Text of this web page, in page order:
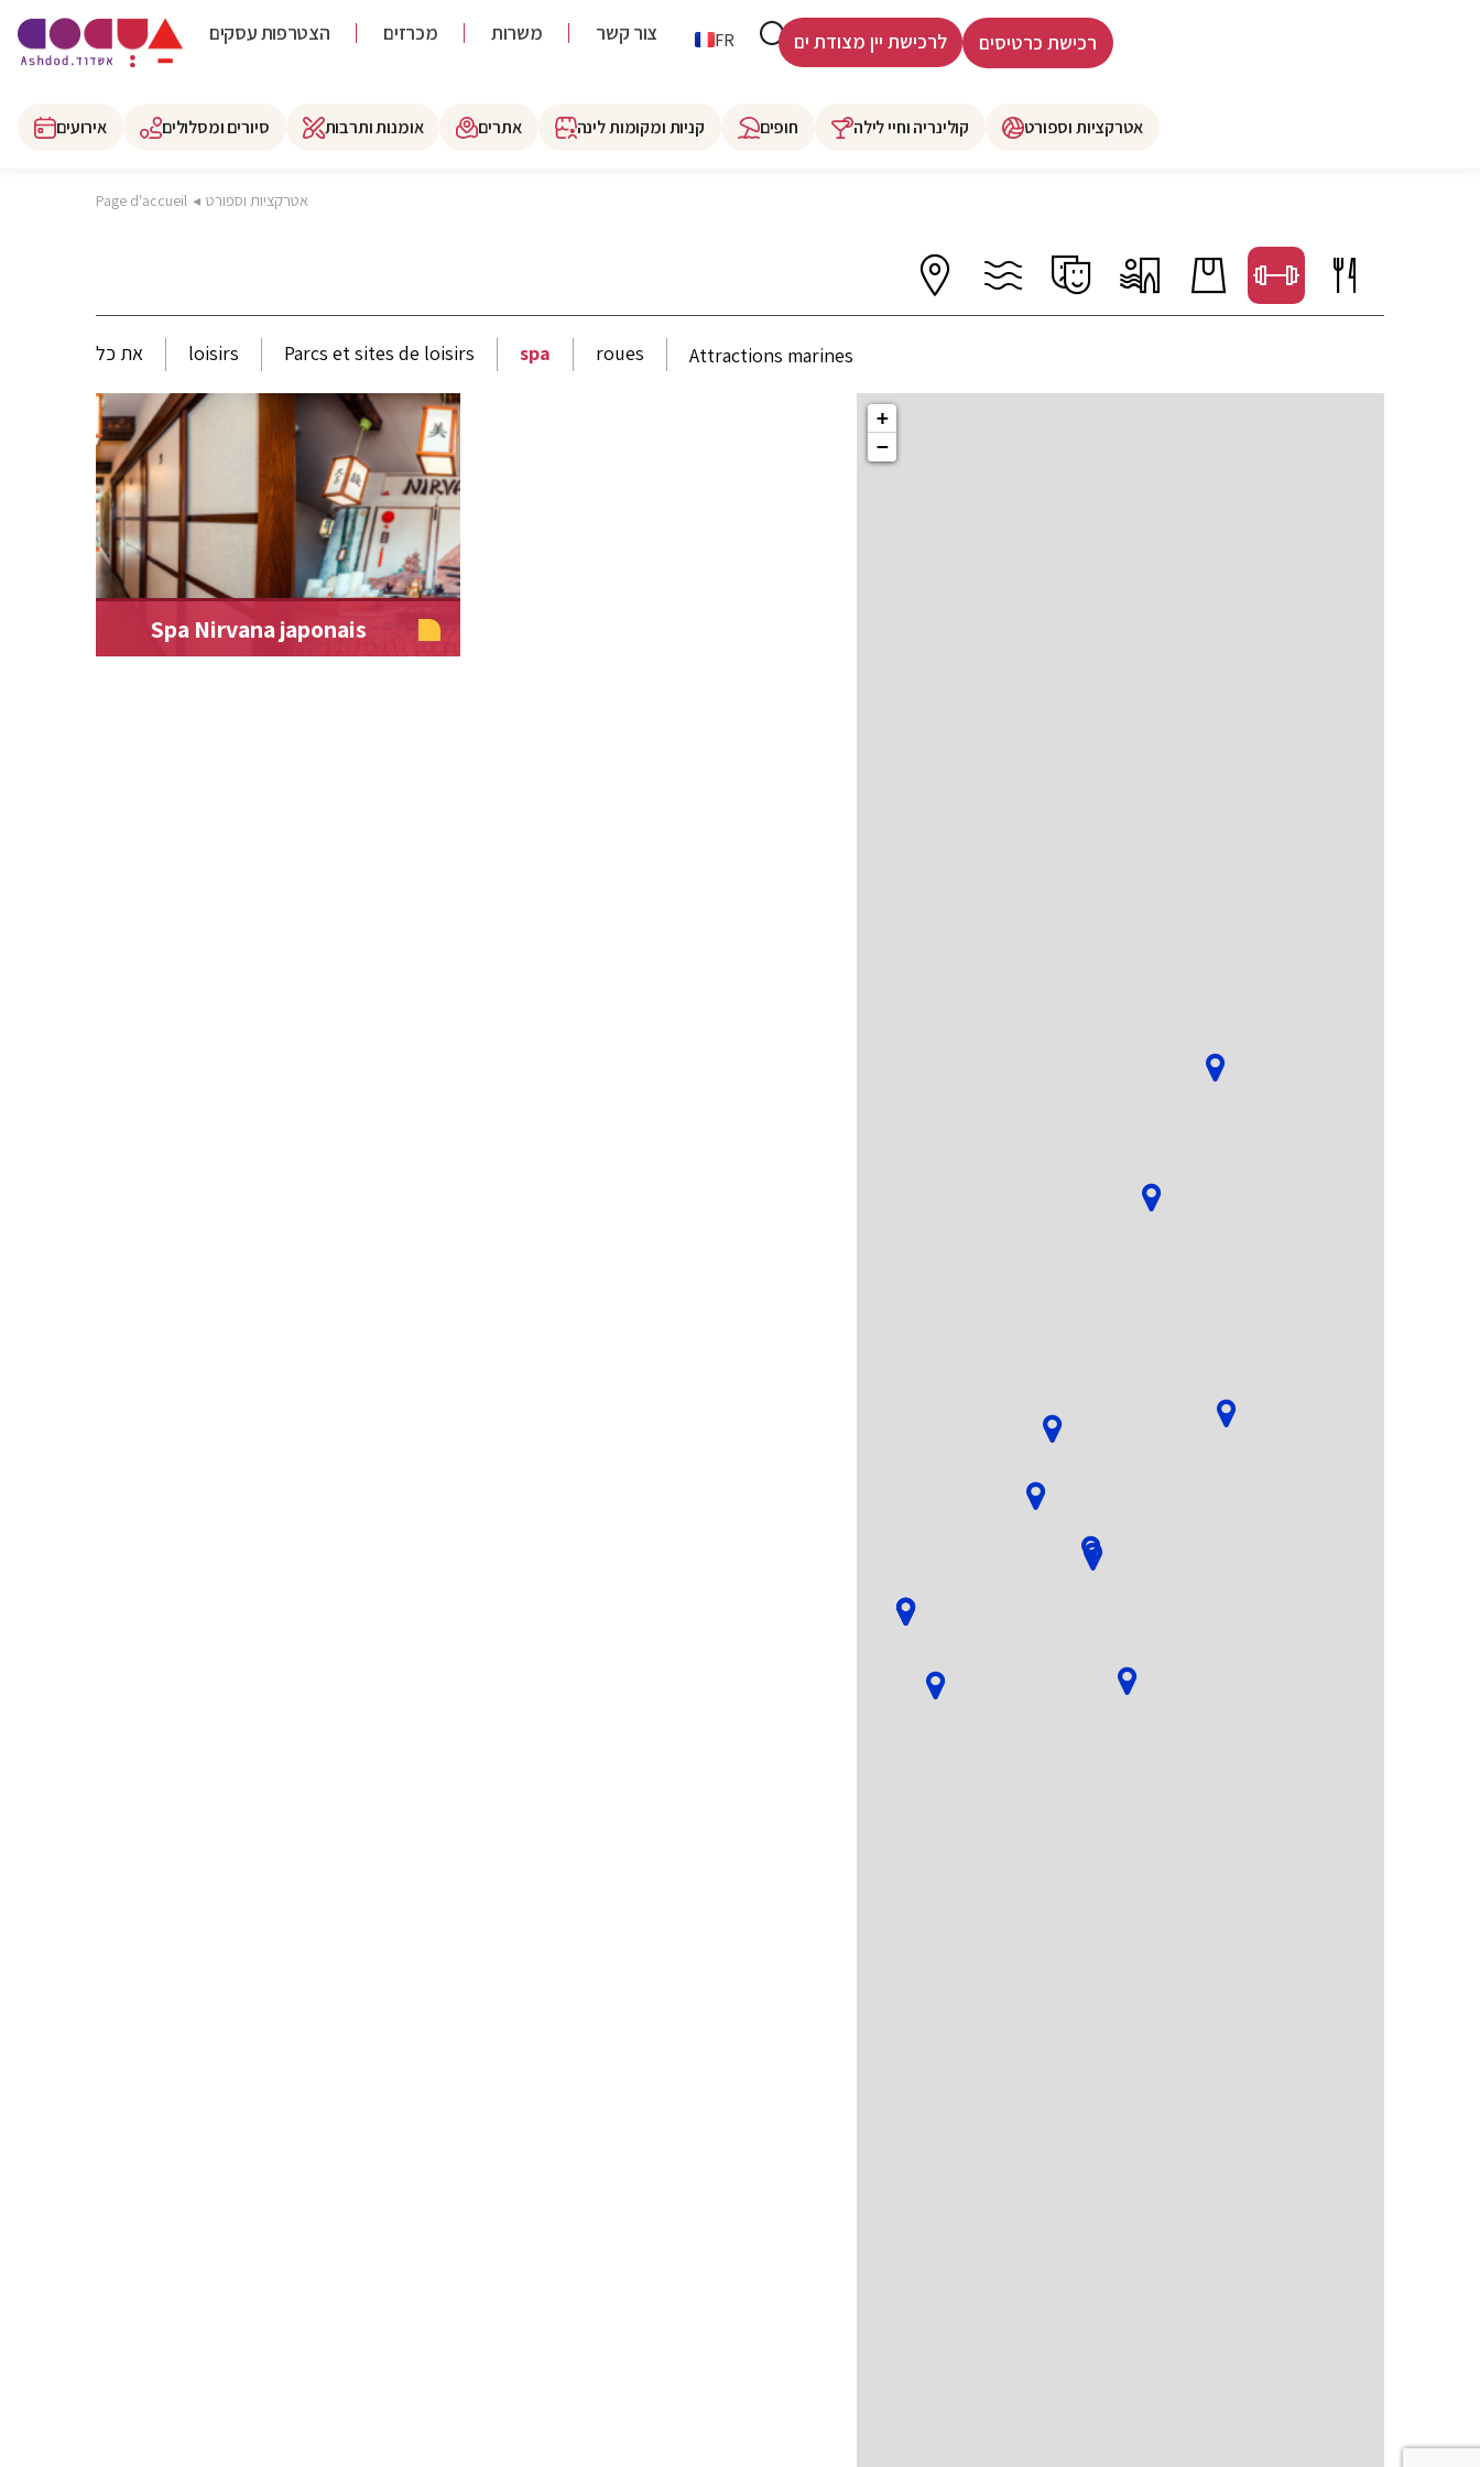
הצטרפות עסקים מכרזים משרות צור קשר FR
HE
לרכישת יין מצודת ים רכישת כרטיסים
אירועים סיורים ומסלולים אומנות ותרבות אתרים קניות ומקומות לינה חופים קולינריה וחיי לילה אטרקציות וספורט
Page d'accueil ◂ אטרקציות וספורט
את כל loisirs Parcs et sites de loisirs spa roues Attractions marines
Spa Nirvana japonais
+
−